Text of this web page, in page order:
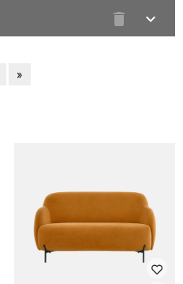
delete expand_more
»